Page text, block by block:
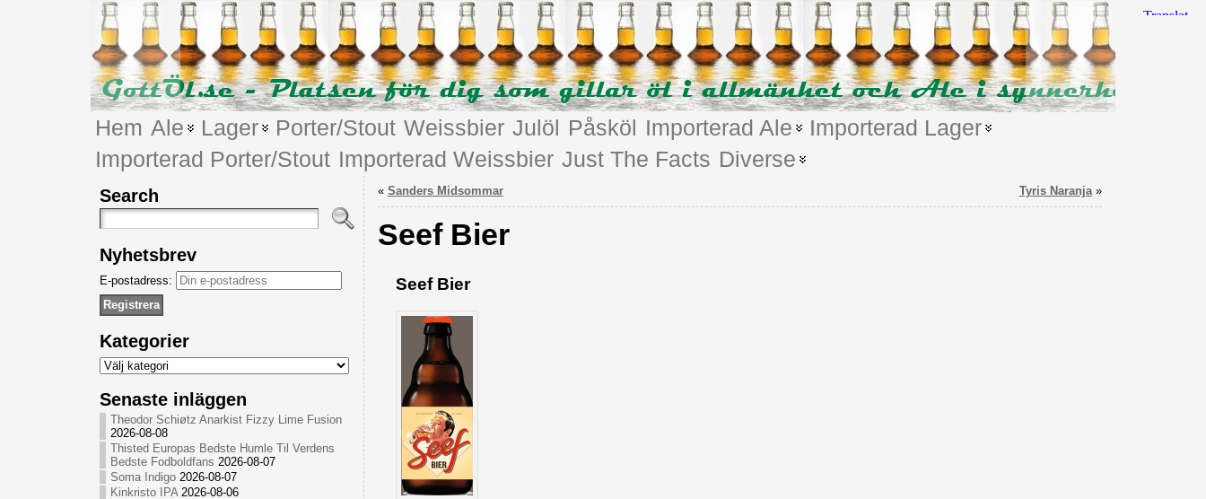
Hem Ale Lager Porter/Stout Weissbier Julöl Påsköl Importerad Ale
Importerad Lager
Importerad Porter/Stout Importerad Weissbier Just The Facts Diverse
Search
Nyhetsbrev
E-postadress:
Kategorier
Kategorier
Senaste inläggen
Theodor Schiøtz Anarkist Fizzy Lime Fusion
2026-08-08
Thisted Europas Bedste Humle Til Verdens
Bedste Fodboldfans 2026-08-07
Soma Indigo 2026-08-07
Kinkristo IPA 2026-08-06
« Sanders Midsommar Tyris Naranja»
Seef Bier
Seef Bier